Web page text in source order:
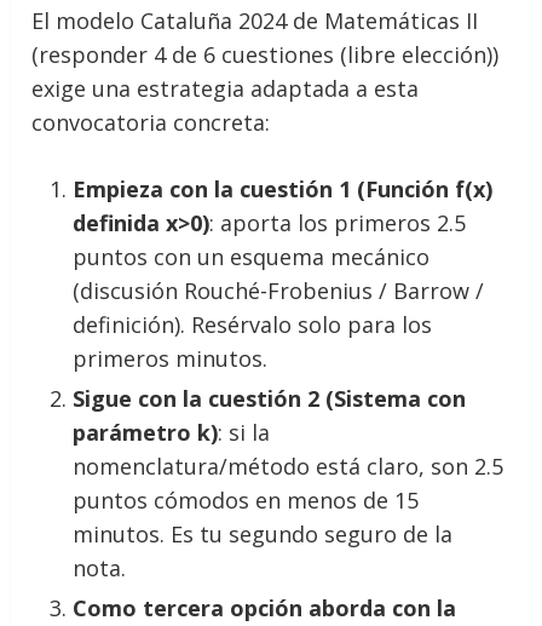
El modelo Cataluña 2024 de Matemáticas II
(responder 4 de 6 cuestiones (libre elección))
exige una estrategia adaptada a esta
convocatoria concreta:
Empieza con la cuestión 1 (Función f(x)
definida x>0): aporta los primeros 2.5
puntos con un esquema mecánico
(discusión Rouché-Frobenius / Barrow /
definición). Resérvalo solo para los
primeros minutos.
Sigue con la cuestión 2 (Sistema con
parámetro k): si la
nomenclatura/método está claro, son 2.5
puntos cómodos en menos de 15
minutos. Es tu segundo seguro de la
nota.
Como tercera opción aborda con la